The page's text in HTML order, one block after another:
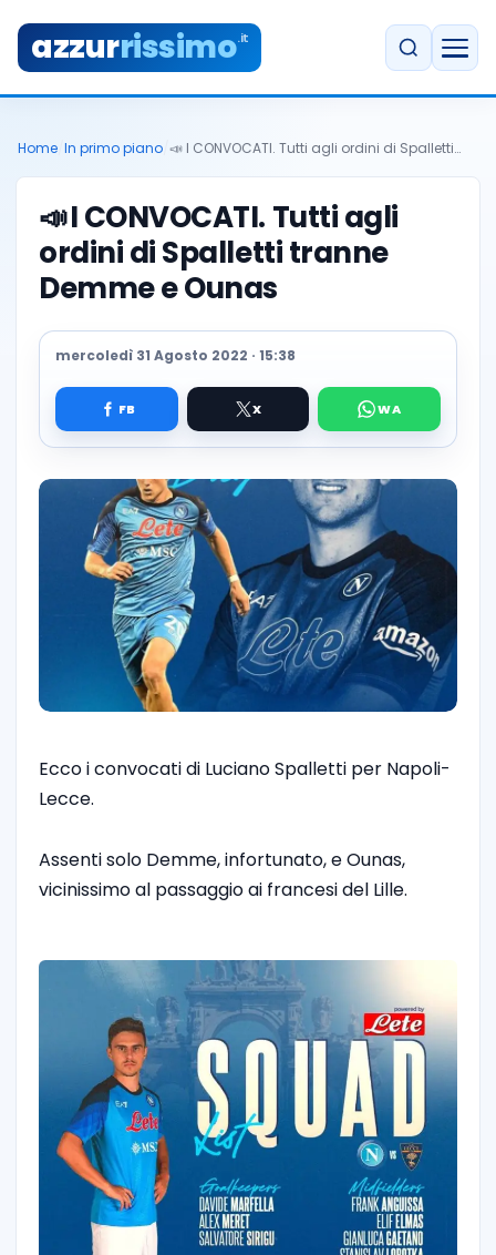
azzurrissimo.it
Home In primo piano 📣 I CONVOCATI. Tutti agli ordini di Spalletti…
📣I CONVOCATI. Tutti agli
ordini di Spalletti tranne
Demme e Ounas
mercoledì 31 Agosto 2022 · 15:38
Ecco i convocati di Luciano Spalletti per Napoli-
Lecce.
Assenti solo Demme, infortunato, e Ounas,
vicinissimo al passaggio ai francesi del Lille.